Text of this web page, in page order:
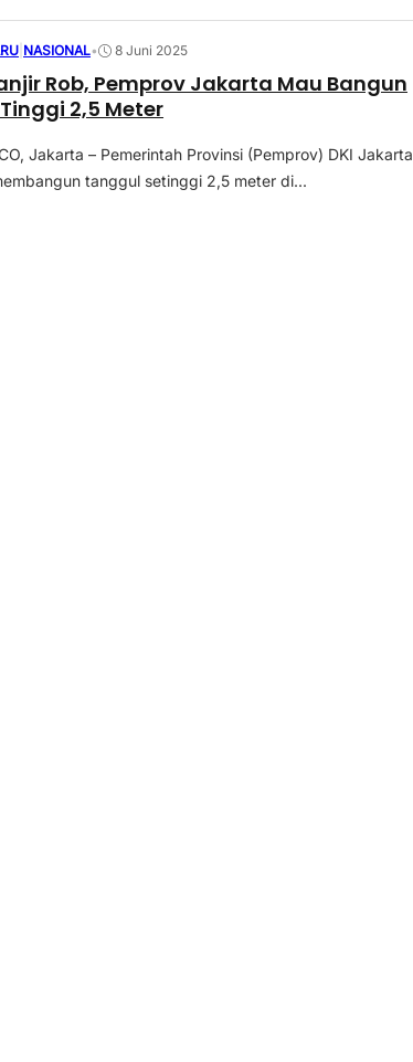
NASIONAL• 8 Juni 2025
Rob, Pemprov Jakarta Mau Bangun
2,5 Meter
Jakarta – Pemerintah Provinsi (Pemprov) DKI Jakarta
tanggul setinggi 2,5 meter di...